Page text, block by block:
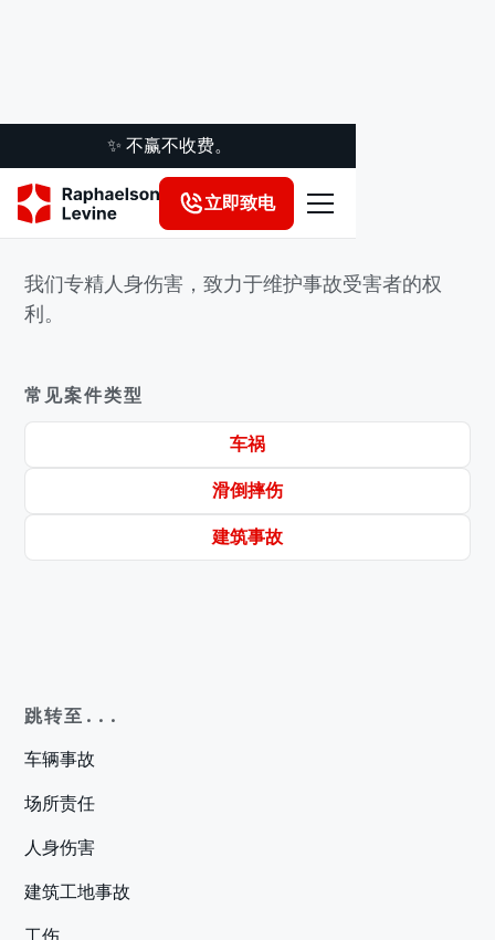
✨ 不赢不收费。
立即致电
执业领域
我们专精人身伤害，致力于维护事故受害者的权
利。
常见案件类型
车祸
滑倒摔伤
建筑事故
跳转至...
车辆事故
场所责任
人身伤害
建筑工地事故